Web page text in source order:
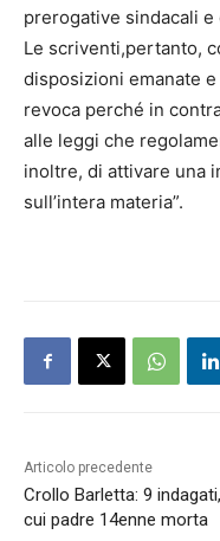
prerogative sindacali
Le scriventi,pertanto,
disposizioni emanate
revoca perché in
alle leggi che
inoltre, di attivare una
sull’intera materia”.
Articolo precedente
Crollo Barletta: 9
cui padre 14enne morta